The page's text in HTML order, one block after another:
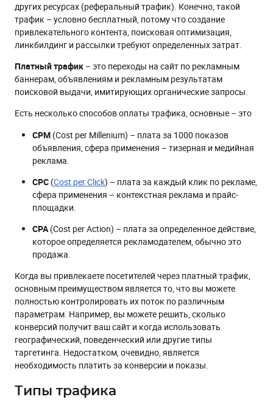
других ресурсах (реферальный трафик). Конечно, такой
трафик – условно бесплатный, потому что создание
привлекательного контента, поисковая оптимизация,
линкбилдинг и рассылки требуют определенных затрат.
Платный трафик – это переходы на сайт по рекламным
баннерам, объявлениям и рекламным результатам
поисковой выдачи, имитирующих органические запросы.
Есть несколько способов оплаты трафика, основные – это
CPM (Cost per Millenium) – плата за 1000 показов
объявления, сфера применения – тизерная и медийная
реклама.
CPC (Cost per Click) – плата за каждый клик по рекламе,
сфера применения – контекстная реклама и прайс-
площадки.
CPA(Cost per Action) – плата за определенное действие,
которое определяется рекламодателем, обычно это
продажа.
Когда вы привлекаете посетителей через платный трафик,
основным преимуществом является то, что вы можете
полностью контролировать их поток по различным
параметрам. Например, вы можете решить, сколько
конверсий получит ваш сайт и когда использовать
географический, поведенческий или другие типы
таргетинга. Недостатком, очевидно, является
необходимость платить за конверсии и показы.
Типы трафика